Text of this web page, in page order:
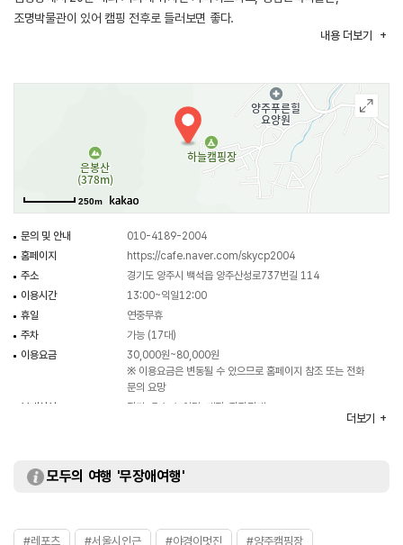
조명박물관이 있어 캠핑 전후로 들러보면 좋다.
내용 더보기
250m
문의 및 안내
010-4189-2004
홈페이지
https://cafe.naver.com/skycp2004
주소
경기도 양주시 백석읍 양주산성로737번길 114
이용시간
13:00~익일12:00
휴일
연중무휴
주차
가능 (17대)
이용요금
30,000원~80,000원
※ 이용요금은 변동될 수 있으므로 홈페이지 참조 또는 전화
문의 요망
부대시설
전기, 온수, 놀이터, 매점, 장작판매
더보기
모두의 여행 '무장애여행'
#레포츠 #서울시인근 #야경이멋진 #양주캠핑장